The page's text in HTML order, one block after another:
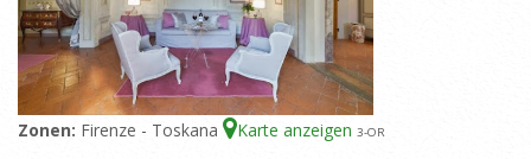
Zonen: Firenze - Toskana Karte anzeigen 3-OR